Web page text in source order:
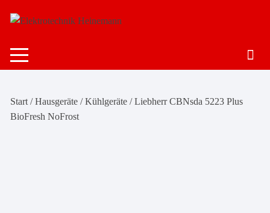
Inhalt
Start /Hausgeräte /Kühlgeräte / Liebherr CBNsda 5223 Plus
BioFresh NoFrost